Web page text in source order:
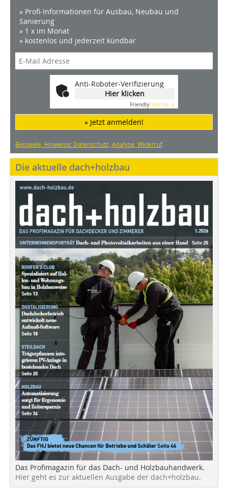
» Profi-Informationen für Ausbau, Neubau und
Sanierung
» 1 x im Monat
» kostenlos und jederzeit kündbar
Anti-Roboter-Verifizierung
Hier klicken
FriendlyCaptcha ⇗
» Jetzt anmelden!
Beispiele, Hinweise: Datenschutz, Analyse, Widerruf
Die aktuelle dach+holzbau
Das Profimagazin für das Dach- und Holzbauhandwerk.
Hier geht es zur aktuellen Ausgabe der dach+holzbau.